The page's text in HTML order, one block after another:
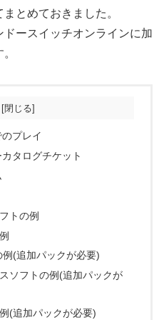
とめておきました。
ースイッチオンラインに加
プレイ
タログチケット
トの例
(追加パックが必要)
ソフトの例(追加パックが
(追加パックが必要)